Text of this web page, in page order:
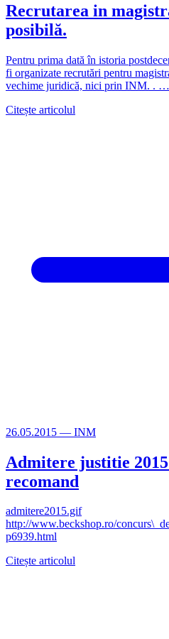
Recrutarea in
posibilă.
Pentru prima dată în istoria
fi organizate recrutări pentru
vechime juridică, nici prin INM. . …
Citește articolul
26.05.2015 — INM
Admitere justitie
recomand
admitere2015.gif
http://www.beckshop.ro/
p6939.html
Citește articolul